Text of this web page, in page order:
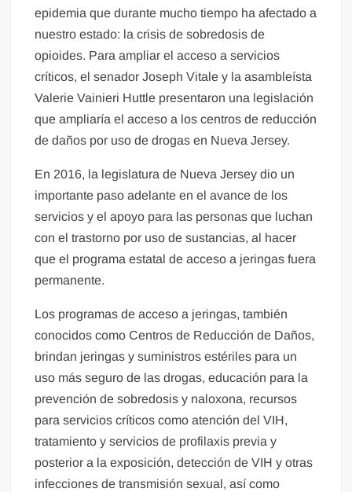
epidemia que durante mucho tiempo ha afectado a
nuestro estado: la crisis de sobredosis de
opioides. Para ampliar el acceso a servicios
críticos, el senador Joseph Vitale y la asambleísta
Valerie Vainieri Huttle presentaron una legislación
que ampliaría el acceso a los centros de reducción
de daños por uso de drogas en Nueva Jersey.
En 2016, la legislatura de Nueva Jersey dio un
importante paso adelante en el avance de los
servicios y el apoyo para las personas que luchan
con el trastorno por uso de sustancias, al hacer
que el programa estatal de acceso a jeringas fuera
permanente.
Los programas de acceso a jeringas, también
conocidos como Centros de Reducción de Daños,
brindan jeringas y suministros estériles para un
uso más seguro de las drogas, educación para la
prevención de sobredosis y naloxona, recursos
para servicios críticos como atención del VIH,
tratamiento y servicios de profilaxis previa y
posterior a la exposición, detección de VIH y otras
infecciones de transmisión sexual, así como